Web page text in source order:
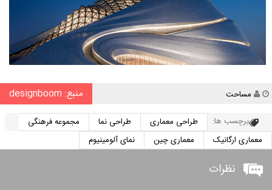
نویسنده
مساحت منبع: designboom
برچسب ها: طراحی معماری طراحی نما
مجموعه فرهنگی
معماری ارگانیک
معماری چین نمای آلومینیوم
نظرات